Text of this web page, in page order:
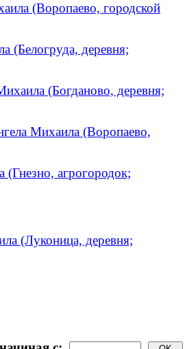
(Воропаево, городской
(Белогруда, деревня;
(Богданово, деревня;
Михаила (Воропаево,
(Гнезно, агрогородок;
(Луконица, деревня;